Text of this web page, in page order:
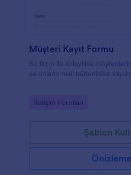
Müşteri Kayıt Formu
Bu form ile kolaylıkla
ve onların mail bülteninize
Go to Category:
İletişim Formları
Şablon
Önizleme